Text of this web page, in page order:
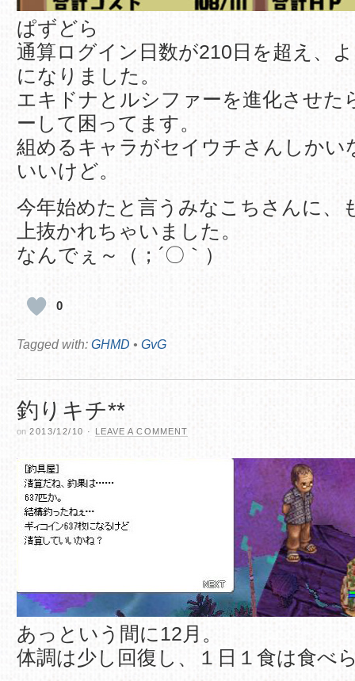
ぱずどら
通算ログイン日数が210日を超え、
になりました。
エキドナとルシファーを進化させた
ーして困ってます。
組めるキャラがセイウチさんしかい
いいけど。
今年始めたと言うみなこちさんに、
上抜かれちゃいました。
なんでぇ～（；´〇｀）
0
Tagged with: GHMD • GvG
釣りキチ**
on 2013/12/10 · LEAVE A COMMENT
あっという間に12月。
体調は少し回復し、１日１食は食べ